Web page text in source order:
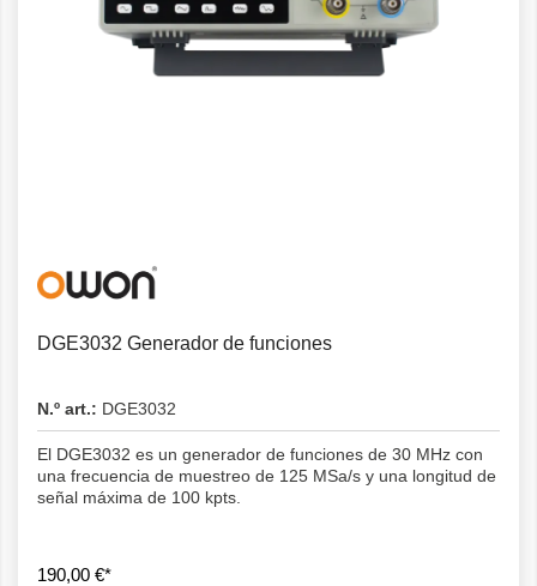
DGE3032 Generador de funciones
N.º art.: DGE3032
El DGE3032 es un generador de funciones de 30 MHz con
una frecuencia de muestreo de 125 MSa/s y una longitud de
señal máxima de 100 kpts.
190,00 €*